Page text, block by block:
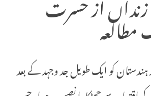
مطالعہ
ہندستان کو ایک طویل جد وجہد کے بعد